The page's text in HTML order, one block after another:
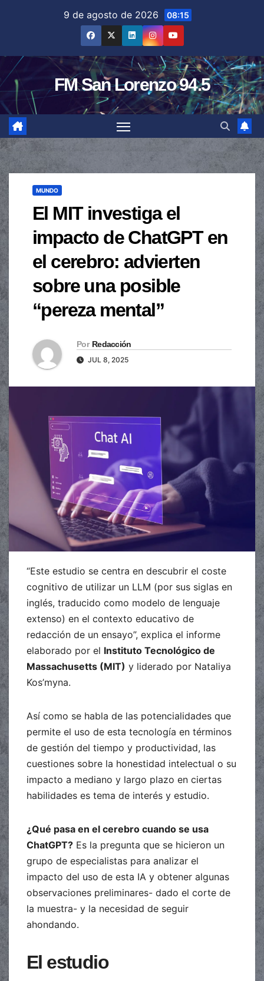
9 de agosto de 2026 08:15
FM San Lorenzo 94.5
MUNDO
El MIT investiga el
impacto de ChatGPT en
el cerebro: advierten
sobre una posible
“pereza mental”
Por Redacción
JUL 8, 2025
“Este estudio se centra en descubrir el coste
cognitivo de utilizar un LLM (por sus siglas en
inglés, traducido como modelo de lenguaje
extenso) en el contexto educativo de
redacción de un ensayo”, explica el informe
elaborado por el Instituto Tecnológico de
Massachusetts (MIT) y liderado por Nataliya
Kos’myna.
Así como se habla de las potencialidades que
permite el uso de esta tecnología en términos
de gestión del tiempo y productividad, las
cuestiones sobre la honestidad intelectual o su
impacto a mediano y largo plazo en ciertas
habilidades es tema de interés y estudio.
¿Qué pasa en el cerebro cuando se usa
ChatGPT? Es la pregunta que se hicieron un
grupo de especialistas para analizar el
impacto del uso de esta IA y obtener algunas
observaciones preliminares- dado el corte de
la muestra- y la necesidad de seguir
ahondando.
El estudio